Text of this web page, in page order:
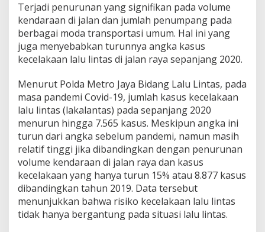
Terjadi penurunan yang signifikan pada volume
kendaraan di jalan dan jumlah penumpang pada
berbagai moda transportasi umum. Hal ini yang
juga menyebabkan turunnya angka kasus
kecelakaan lalu lintas di jalan raya sepanjang 2020.
Menurut Polda Metro Jaya Bidang Lalu Lintas, pada
masa pandemi Covid-19, jumlah kasus kecelakaan
lalu lintas (lakalantas) pada sepanjang 2020
menurun hingga 7.565 kasus. Meskipun angka ini
turun dari angka sebelum pandemi, namun masih
relatif tinggi jika dibandingkan dengan penurunan
volume kendaraan di jalan raya dan kasus
kecelakaan yang hanya turun 15% atau 8.877 kasus
dibandingkan tahun 2019. Data tersebut
menunjukkan bahwa risiko kecelakaan lalu lintas
tidak hanya bergantung pada situasi lalu lintas.